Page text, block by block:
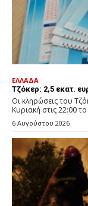
ΕΛΛΑΔΑ
Τζόκερ: 2,5 εκατ.
Οι κληρώσεις του
Κυριακή στις 22:00
6 Αυγούστου 2026